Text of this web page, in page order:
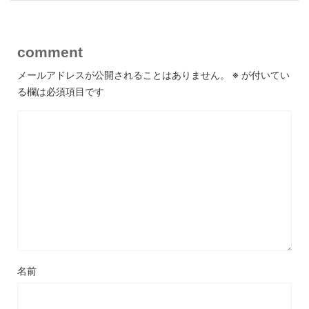
comment
メールアドレスが公開されることはありません。 ※ が付いてい
る欄は必須項目です
名前